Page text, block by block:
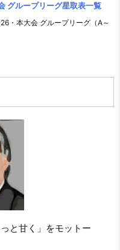
グループリーグ星取表一覧
・本大会 グループリーグ（A～
と甘く」をモットー